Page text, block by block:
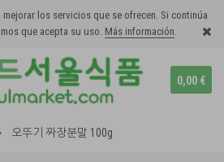
los servicios que se ofrecen. Si continúa
que acepta su uso. Más información.
0,00 €
오뚜기 짜장분말 100g